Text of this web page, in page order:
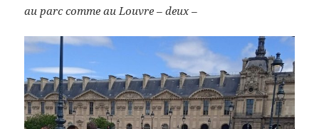
au parc comme au Louvre – deux –